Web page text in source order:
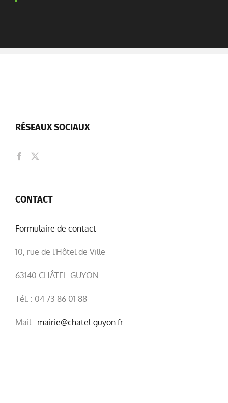
RÉSEAUX SOCIAUX
CONTACT
Formulaire de contact
10, rue de l'Hôtel de Ville
63140 CHÂTEL-GUYON
Tél. : 04 73 86 01 88
Mail : mairie@chatel-guyon.fr